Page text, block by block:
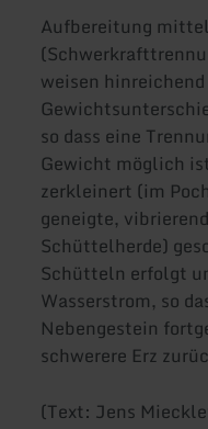
Aufbereitung
weisen hinreichend
so dass eine
Gewicht möglich
zerkleinert (im
geneigte,
Schüttelherde)
Schütteln erfolgt
Wasserstrom, so
Nebengestein
schwerere Erz
(Text: Jens